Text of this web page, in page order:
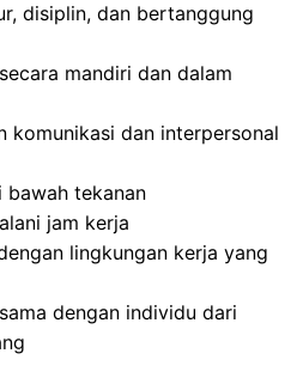
disiplin, dan bertanggung
mandiri dan dalam
komunikasi dan interpersonal
bawah tekanan
jam kerja
lingkungan kerja yang
dengan individu dari